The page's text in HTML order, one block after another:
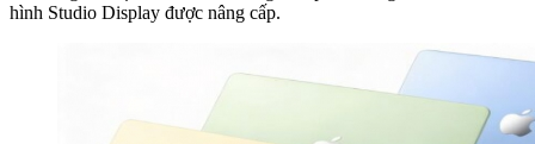
hình Studio Display được nâng cấp.